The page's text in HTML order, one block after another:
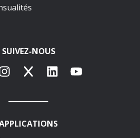
SUIVEZ-NOUS
X LinkedInYouTube